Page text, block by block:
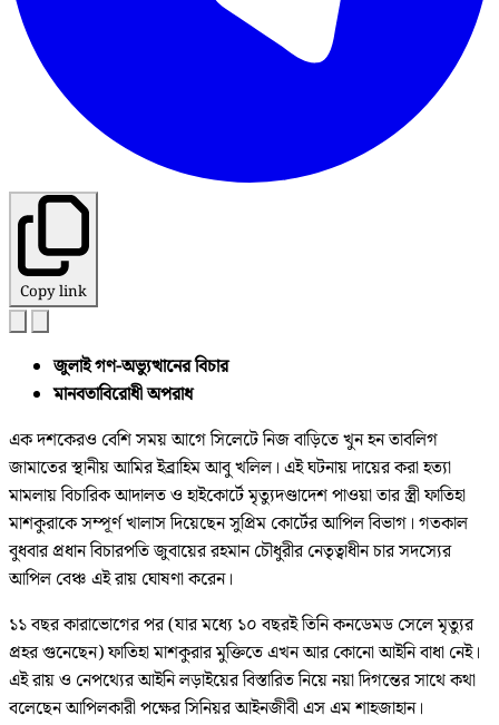
Copy link
জুলাই গণ-অভ্যুত্থানের বিচার
মানবতাবিরোধী অপরাধ
এক দশকেরও বেশি সময় আগে সিলেটে নিজ বাড়িতে খুন হন তাবলিগ
জামাতের স্থানীয় আমির ইব্রাহিম আবু খলিল। এই ঘটনায় দায়ের করা হত্যা
মামলায় বিচারিক আদালত ও হাইকোর্টে মৃত্যুদণ্ডাদেশ পাওয়া তার স্ত্রী ফাতিহা
মাশকুরাকে সম্পূর্ণ খালাস দিয়েছেন সুপ্রিম কোর্টের আপিল বিভাগ। গতকাল
বুধবার প্রধান বিচারপতি জুবায়ের রহমান চৌধুরীর নেতৃত্বাধীন চার সদস্যের
আপিল বেঞ্চ এই রায় ঘোষণা করেন।
১১ বছর কারাভোগের পর (যার মধ্যে ১০ বছরই তিনি কনডেমড সেলে মৃত্যুর
প্রহর গুনেছেন) ফাতিহা মাশকুরার মুক্তিতে এখন আর কোনো আইনি বাধা নেই।
এই রায় ও নেপথ্যের আইনি লড়াইয়ের বিস্তারিত নিয়ে নয়া দিগন্তের সাথে কথা
বলেছেন আপিলকারী পক্ষের সিনিয়র আইনজীবী এস এম শাহজাহান।